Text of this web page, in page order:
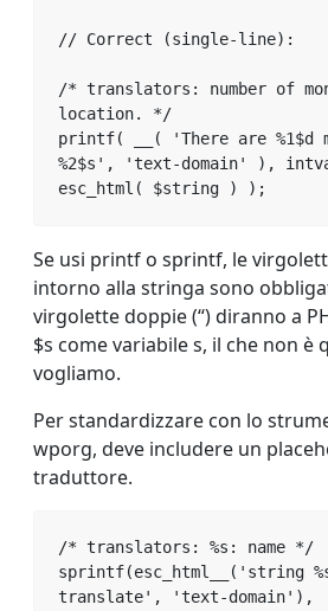
// Correct (single-line):
/* translators: number of
location. */
printf( __( 'There are %1$d
%2$s', 'text-domain' ),
esc_html( $string ) );
Se usi printf o sprintf, le
intorno alla stringa sono
virgolette doppie (“) diranno a
$s come variabile s, il che non è
vogliamo.
Per standardizzare con lo
wporg, deve includere un
traduttore.
/* translators: %s: name */
sprintf(esc_html__('string
translate', 'text-domain'),